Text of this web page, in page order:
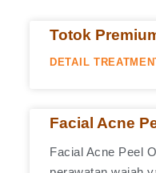
Totok
DETAIL
Facial Acne
Facial Acne Peel